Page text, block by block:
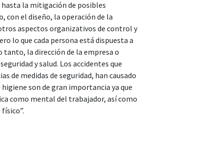
hasta la mitigación de posibles
con el diseño, la operación de la
aspectos organizativos de control y
lo que cada persona está dispuesta a
tanto, la dirección de la empresa o
y salud. Los accidentes que
de medidas de seguridad, han causado
son de gran importancia ya que
como mental del trabajador, así como